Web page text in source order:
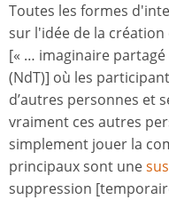
Toutes les formes
sur l'idée de la
[« … imaginaire
(NdT)] où les
d’autres personnes et
vraiment ces autres
simplement jouer la
principaux sont une
suppression